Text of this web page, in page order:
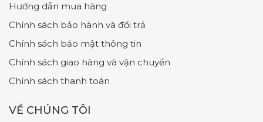
Hướng dẫn mua hàng
Chính sách bảo hành và đổi trả
Chính sách bảo mật thông tin
Chính sách giao hàng và vận chuyển
Chính sách thanh toán
VỀ CHÚNG TÔI